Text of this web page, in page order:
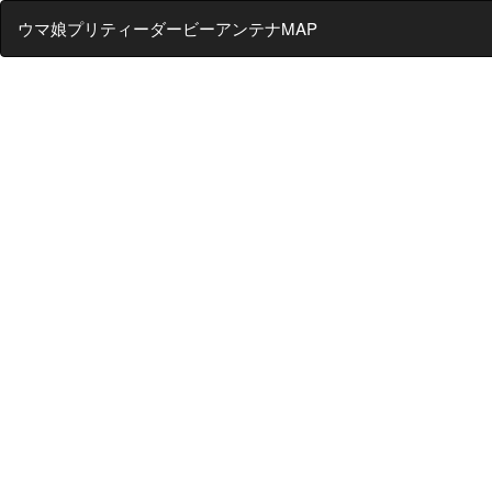
ウマ娘プリティーダービーアンテナMAP